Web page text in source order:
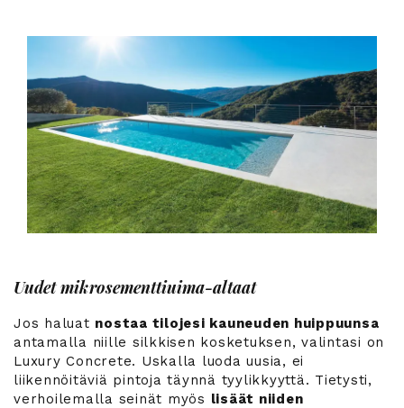
Uudet mikrosementtiuima-altaat
Jos haluat nostaa tilojesi kauneuden huippuunsa
antamalla niille silkkisen kosketuksen, valintasi on
Luxury Concrete. Uskalla luoda uusia, ei
liikennöitäviä pintoja täynnä tyylikkyyttä. Tietysti,
verhoilemalla seinät myös lisäät niiden